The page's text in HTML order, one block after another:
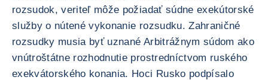
rozsudok, veriteľ môže požiadať súdne exekútorské
služby o nútené vykonanie rozsudku. Zahraničné
rozsudky musia byť uznané Arbitrážnym súdom ako
vnútroštátne rozhodnutie prostredníctvom ruského
exekvátorského konania. Hoci Rusko podpísalo